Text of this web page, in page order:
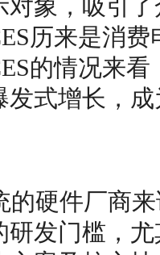
对象，吸引
历来是消
的情况来看
发式增长，
硬件厂商
研发门槛，